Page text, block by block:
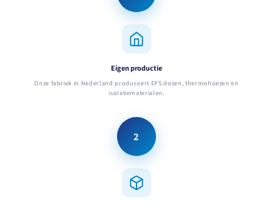
Eigen productie
Onze fabriek in Nederland produceert EPS dozen, thermohoezen en
isolatiematerialen.
2